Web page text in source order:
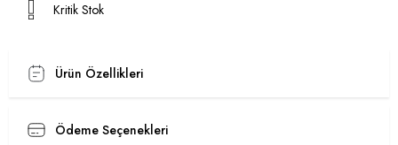
Kritik Stok
Ürün Özellikleri
Ödeme Seçenekleri